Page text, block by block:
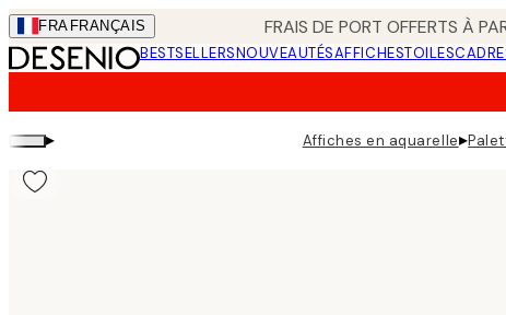
Skip
to
main
FRA FRANÇAIS FRAIS DE PORT OFFERTS À
BESTSELLERSNOUVEAUTÉSAFFICHESTOILES
▸ Affiches en aquarelle▸